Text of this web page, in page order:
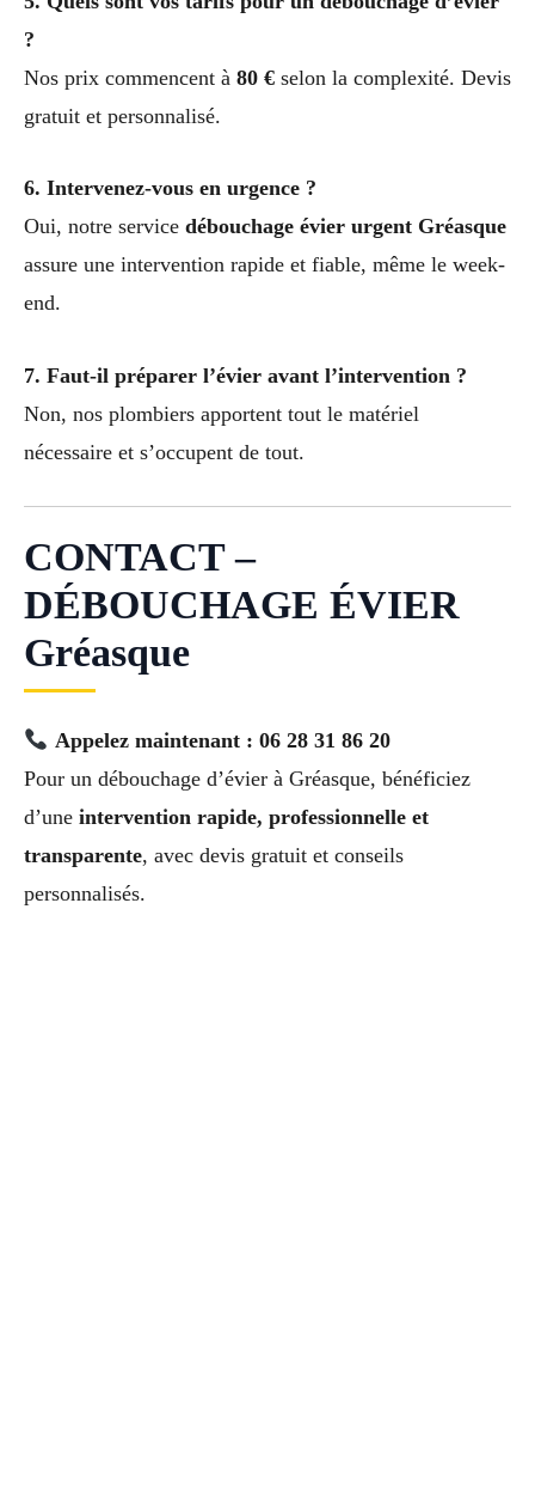
?
Nos prix commencent à 80 € selon la complexité. Devis
gratuit et personnalisé.
6. Intervenez-vous en urgence ?
Oui, notre service débouchage évier urgent Gréasque
assure une intervention rapide et fiable, même le week-
end.
7. Faut-il préparer l’évier avant l’intervention ?
Non, nos plombiers apportent tout le matériel
nécessaire et s’occupent de tout.
CONTACT –
DÉBOUCHAGE ÉVIER
Gréasque
Appelez maintenant : 06 28 31 86 20
Pour un débouchage d’évier à Gréasque, bénéficiez
d’une intervention rapide, professionnelle et
transparente, avec devis gratuit et conseils
personnalisés.